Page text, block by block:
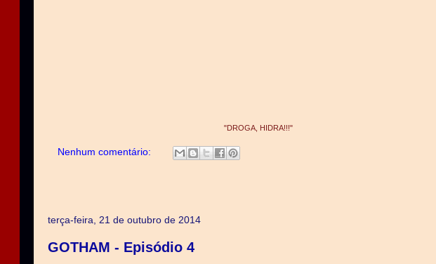
"DROGA, HIDRA!!!"
Nenhum comentário:
terça-feira, 21 de outubro de 2014
GOTHAM - Episódio 4